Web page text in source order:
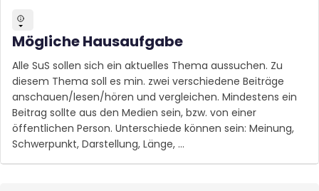
Mögliche Hausaufgabe
Alle SuS sollen sich ein aktuelles Thema aussuchen. Zu
diesem Thema soll es min. zwei verschiedene Beiträge
anschauen/lesen/hören und vergleichen. Mindestens ein
Beitrag sollte aus den Medien sein, bzw. von einer
öffentlichen Person. Unterschiede können sein: Meinung,
Schwerpunkt, Darstellung, Länge, ...